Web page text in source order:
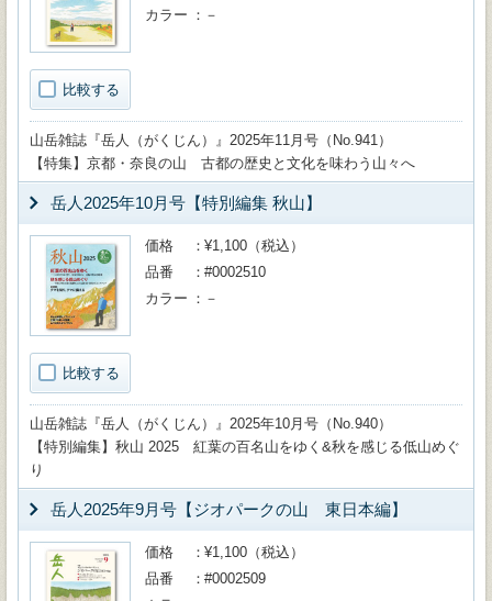
比較する
カラー
－
山岳雑誌『岳人（がくじん）』2025年11月号（No.941）
【特集】京都・奈良の山 古都の歴史と文化を味わう山々へ
岳人2025年10月号【特別編集 秋山】
比較する
価格
¥1,100（税込）
品番
#0002510
カラー
－
山岳雑誌『岳人（がくじん）』2025年10月号（No.940）
【特別編集】秋山 2025 紅葉の百名山をゆく&秋を感じる低山めぐ
り
岳人2025年9月号【ジオパークの山 東日本編】
価格
¥1,100（税込）
品番
#0002509